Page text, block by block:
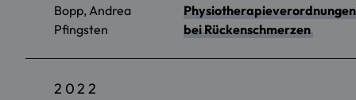
Bopp, Andrea
Pfingsten
Physiotherapieverordnungen
bei Rückenschmerzen
2022